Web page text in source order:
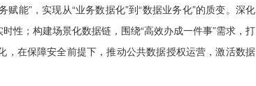
能”，实现从“业务数据化”到“数据业务化”的质变。深化
性；构建场景化数据链，围绕“高效办成一件事”需求，打
在保障安全前提下，推动公共数据授权运营，激活数据